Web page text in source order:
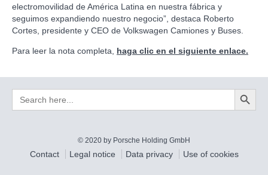
electromovilidad de América Latina en nuestra fábrica y
seguimos expandiendo nuestro negocio”, destaca Roberto
Cortes, presidente y CEO de Volkswagen Camiones y Buses.
Para leer la nota completa, haga clic en el siguiente enlace.
Search
for:
Search Button
© 2020 by Porsche Holding GmbH
Contact Legal notice Data privacy Use of cookies